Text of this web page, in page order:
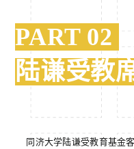
PART 02
陆谦受教
同济大学陆谦受教育基金